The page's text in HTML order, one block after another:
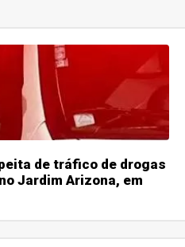
de tráfico de drogas
Jardim Arizona, em